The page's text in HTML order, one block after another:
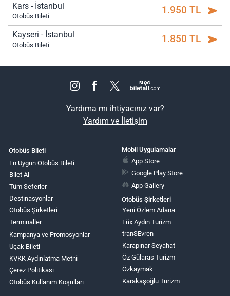
Kars - İstanbul
Otobüs Bileti 1.950 TL
Kayseri - İstanbul
Otobüs Bileti 1.850 TL
Yardıma mı ihtiyacınız var?
Yardım ve İletişim
Otobüs Bileti
En Uygun Otobüs Bileti
Bilet Al
Tüm Seferler
Destinasyonlar
Otobüs Şirketleri
Terminaller
Kampanya ve Promosyonlar
Uçak Bileti
KVKK Aydınlatma Metni
Çerez Politikası
Otobüs Kullanım Koşulları
Mobil Uygulamalar
App Store
Google Play Store
App Gallery
Otobüs Şirketleri
Yeni Özlem Adana
Lüx Aydın Turizm
tranSEvren
Karapınar Seyahat
Öz Gülaras Turizm
Özkaymak
Karakaşoğlu Turizm